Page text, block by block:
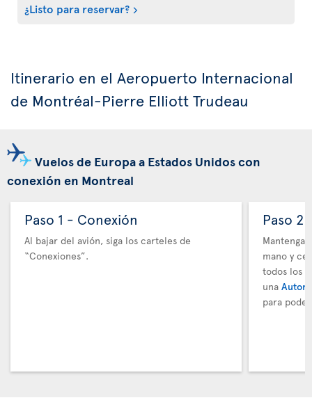
¿Listo para reservar?
Itinerario en el Aeropuerto Internacional
de Montréal-Pierre Elliott Trudeau
Vuelos de Europa a Estados Unidos con
conexión en Montreal
Paso 1 - Conexión
Al bajar del avión, siga los carteles de
“Conexiones”.
Paso 2
Mantenga
mano y
todos los
una
para